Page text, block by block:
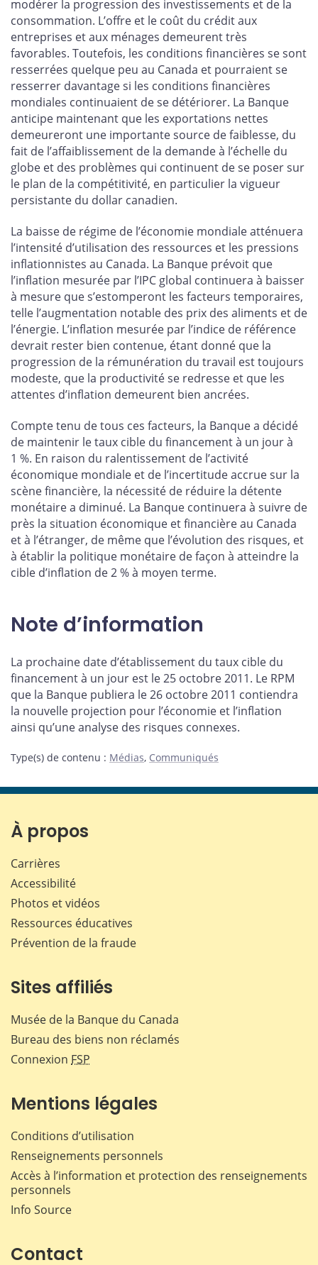
modérer la progression des investissements et de la
consommation. L’offre et le coût du crédit aux
entreprises et aux ménages demeurent très
favorables. Toutefois, les conditions financières se sont
resserrées quelque peu au Canada et pourraient se
resserrer davantage si les conditions financières
mondiales continuaient de se détériorer. La Banque
anticipe maintenant que les exportations nettes
demeureront une importante source de faiblesse, du
fait de l’affaiblissement de la demande à l’échelle du
globe et des problèmes qui continuent de se poser sur
le plan de la compétitivité, en particulier la vigueur
persistante du dollar canadien.
La baisse de régime de l’économie mondiale atténuera
l’intensité d’utilisation des ressources et les pressions
inflationnistes au Canada. La Banque prévoit que
l’inflation mesurée par l’IPC global continuera à baisser
à mesure que s’estomperont les facteurs temporaires,
telle l’augmentation notable des prix des aliments et de
l’énergie. L’inflation mesurée par l’indice de référence
devrait rester bien contenue, étant donné que la
progression de la rémunération du travail est toujours
modeste, que la productivité se redresse et que les
attentes d’inflation demeurent bien ancrées.
Compte tenu de tous ces facteurs, la Banque a décidé
de maintenir le taux cible du financement à un jour à
1 %. En raison du ralentissement de l’activité
économique mondiale et de l’incertitude accrue sur la
scène financière, la nécessité de réduire la détente
monétaire a diminué. La Banque continuera à suivre de
près la situation économique et financière au Canada
et à l’étranger, de même que l’évolution des risques, et
à établir la politique monétaire de façon à atteindre la
cible d’inflation de 2 % à moyen terme.
Note d’information
La prochaine date d’établissement du taux cible du
financement à un jour est le 25 octobre 2011. Le RPM
que la Banque publiera le 26 octobre 2011 contiendra
la nouvelle projection pour l’économie et l’inflation
ainsi qu’une analyse des risques connexes.
Type(s) de contenu : Médias, Communiqués
À propos
Carrières
Accessibilité
Photos et vidéos
Ressources éducatives
Prévention de la fraude
Sites affiliés
Musée de la Banque du Canada
Bureau des biens non réclamés
Connexion FSP
Mentions légales
Conditions d’utilisation
Renseignements personnels
Accès à l’information et protection des renseignements
personnels
Info Source
Contact